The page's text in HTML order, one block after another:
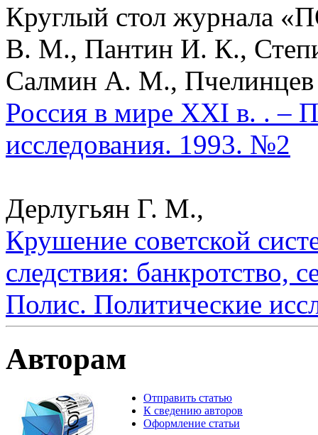
Круглый стол журнала
В. М., Пантин И. К.,
Салмин А. М.,
Россия в мире XXI в. . –
исследования. 1993. №2
Дерлугьян Г. М.,
Крушение советской
следствия: банкротство,
Полис. Политические
Авторам
Отправить статью
К сведению авторов
Оформление статьи